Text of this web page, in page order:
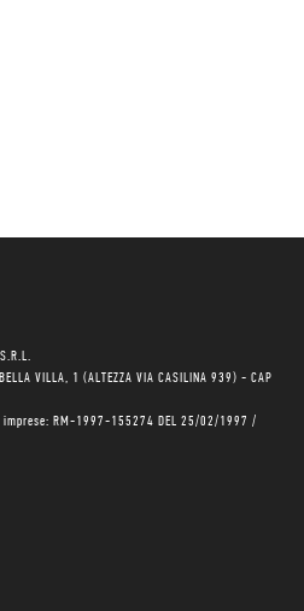
VILLA, 1 (ALTEZZA VIA CASILINA 939) - CAP
imprese: RM-1997-155274 DEL 25/02/1997 /